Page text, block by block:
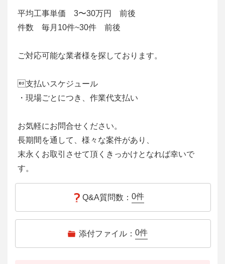
平均工事単価 3〜30万円 前後
件数 毎月10件~30件 前後
ご対応可能な業者様を探しております。
支払いスケジュール
・現場ごとにつき、作業代支払い
お気軽にお問合せください。
長期間を通して、様々な案件があり、
末永くお取引させて頂くきっかけとなれば幸いで
す。
Q&A質問数： 0件
添付ファイル： 0件